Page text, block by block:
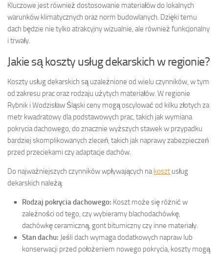
Kluczowe jest również dostosowanie materiałów do lokalnych
warunków klimatycznych oraz norm budowlanych. Dzięki temu
dach będzie nie tylko atrakcyjny wizualnie, ale również funkcjonalny
i trwały.
Jakie są koszty usług dekarskich w regionie?
Koszty usług dekarskich są uzależnione od wielu czynników, w tym
od zakresu prac oraz rodzaju użytych materiałów. W regionie
Rybnik i Wodzisław Śląski ceny mogą oscylować od kilku złotych za
metr kwadratowy dla podstawowych prac, takich jak wymiana
pokrycia dachowego, do znacznie wyższych stawek w przypadku
bardziej skomplikowanych zleceń, takich jak naprawy zabezpieczeń
przed przeciekami czy adaptacje dachów.
Do najważniejszych czynników wpływających na koszt usług
dekarskich należą:
Rodzaj pokrycia dachowego: Koszt może się różnić w
zależności od tego, czy wybieramy blachodachówkę,
dachówkę ceramiczną, gont bitumiczny czy inne materiały.
Stan dachu: Jeśli dach wymaga dodatkowych napraw lub
konserwacji przed położeniem nowego pokrycia, koszty mogą